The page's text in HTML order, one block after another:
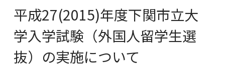
平成27(2015)年度下関市立大
学入学試験（外国人留学生選
抜）の実施について